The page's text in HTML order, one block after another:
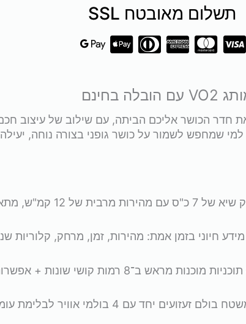
תשלום מאובטח SSL
חדר הכושר אליכם הביתה, עם שילוב של עיצוב
שמחפש לשמור על כושר גופני בצורה נוחה,
של 12 קמ"ש, מתאים להליכה מהירה וריצה מתונה.
חיוני בזמן אמת: מהירות, זמן, מרחק, קלוריות
זעזועים יחד עם 4 בולמי אוויר לבלימת עומסים ושמירה על ברכיים.